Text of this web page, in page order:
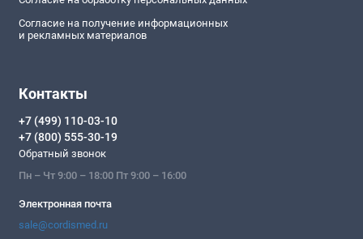
Согласие на получение информационных
и рекламных материалов
Контакты
+7 (499) 110-03-10
+7 (800) 555-30-19
Обратный звонок
Пн – Чт 9:00 – 18:00 Пт 9:00 – 16:00
Электронная почта
sale@cordismed.ru